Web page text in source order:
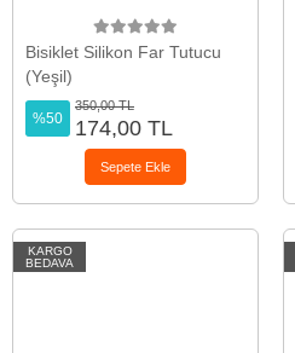
Bisiklet Silikon Far Tutucu
(Yeşil)
%50
350,00 TL
174,00 TL
Sepete Ekle
KARGO
BEDAVA